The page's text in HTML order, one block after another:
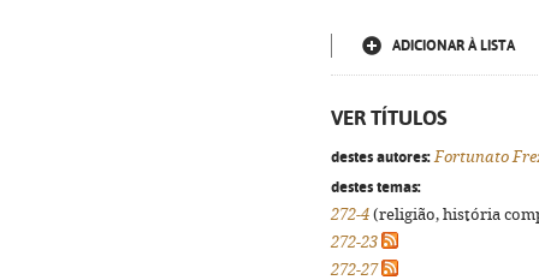
ADICIONAR À LISTA
VER TÍTULOS
destes autores: Fortunato
destes temas:
272-4 (religião, história
272-23
272-27